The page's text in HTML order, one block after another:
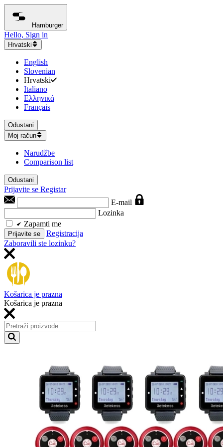
Hamburger
Hello, Sign in
Hrvatski
English
Slovenian
Hrvatski
Italiano
Ελληνικά
Français
Odustani
Moj račun
Narudžbe
Comparison list
Odustani
Prijavite se Registar
E-mail
Lozinka
Zapamti me
Prijavite se
Registracija
Zaboravili ste lozinku?
Košarica je prazna
Košarica je prazna